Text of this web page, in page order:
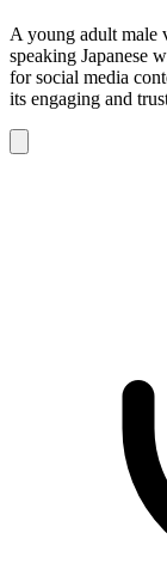
A young adult male
speaking Japanese
for social media
its engaging and